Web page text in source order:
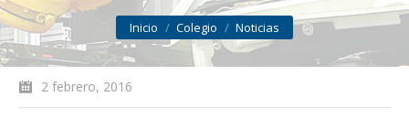
You are here:
Inicio Colegio Noticias
2 febrero, 2016